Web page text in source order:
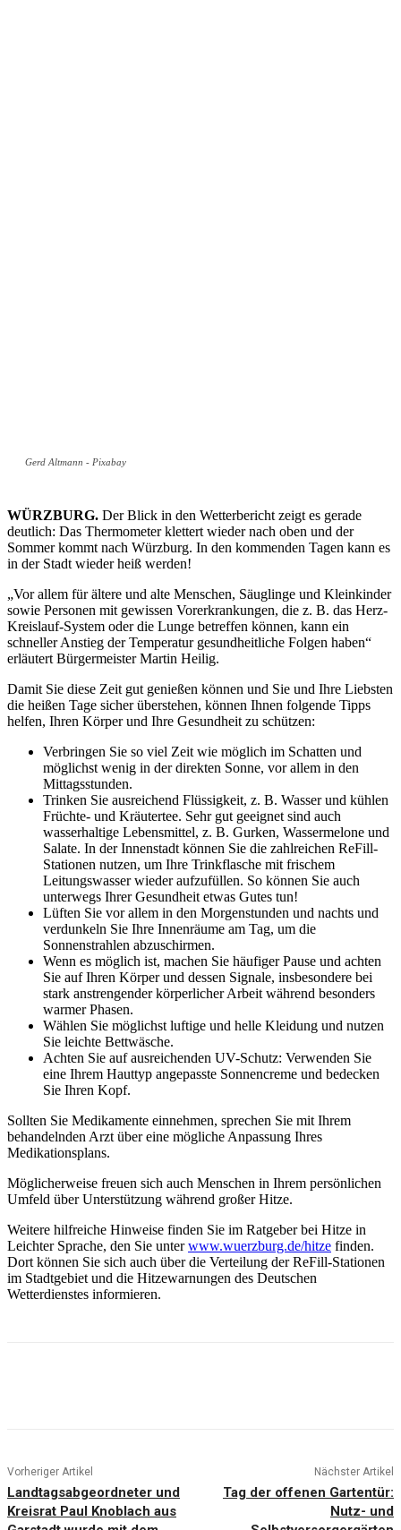
Gerd Altmann - Pixabay
WÜRZBURG. Der Blick in den Wetterbericht zeigt es gerade
deutlich: Das Thermometer klettert wieder nach oben und der
Sommer kommt nach Würzburg. In den kommenden Tagen kann es
in der Stadt wieder heiß werden!
„Vor allem für ältere und alte Menschen, Säuglinge und Kleinkinder
sowie Personen mit gewissen Vorerkrankungen, die z. B. das Herz-
Kreislauf-System oder die Lunge betreffen können, kann ein
schneller Anstieg der Temperatur gesundheitliche Folgen haben“
erläutert Bürgermeister Martin Heilig.
Damit Sie diese Zeit gut genießen können und Sie und Ihre Liebsten
die heißen Tage sicher überstehen, können Ihnen folgende Tipps
helfen, Ihren Körper und Ihre Gesundheit zu schützen:
Verbringen Sie so viel Zeit wie möglich im Schatten und
möglichst wenig in der direkten Sonne, vor allem in den
Mittagsstunden.
Trinken Sie ausreichend Flüssigkeit, z. B. Wasser und kühlen
Früchte- und Kräutertee. Sehr gut geeignet sind auch
wasserhaltige Lebensmittel, z. B. Gurken, Wassermelone und
Salate. In der Innenstadt können Sie die zahlreichen ReFill-
Stationen nutzen, um Ihre Trinkflasche mit frischem
Leitungswasser wieder aufzufüllen. So können Sie auch
unterwegs Ihrer Gesundheit etwas Gutes tun!
Lüften Sie vor allem in den Morgenstunden und nachts und
verdunkeln Sie Ihre Innenräume am Tag, um die
Sonnenstrahlen abzuschirmen.
Wenn es möglich ist, machen Sie häufiger Pause und achten
Sie auf Ihren Körper und dessen Signale, insbesondere bei
stark anstrengender körperlicher Arbeit während besonders
warmer Phasen.
Wählen Sie möglichst luftige und helle Kleidung und nutzen
Sie leichte Bettwäsche.
Achten Sie auf ausreichenden UV-Schutz: Verwenden Sie
eine Ihrem Hauttyp angepasste Sonnencreme und bedecken
Sie Ihren Kopf.
Sollten Sie Medikamente einnehmen, sprechen Sie mit Ihrem
behandelnden Arzt über eine mögliche Anpassung Ihres
Medikationsplans.
Möglicherweise freuen sich auch Menschen in Ihrem persönlichen
Umfeld über Unterstützung während großer Hitze.
Weitere hilfreiche Hinweise finden Sie im Ratgeber bei Hitze in
Leichter Sprache, den Sie unterwww.wuerzburg.de/hitze finden.
Dort können Sie sich auch über die Verteilung der ReFill-Stationen
im Stadtgebiet und die Hitzewarnungen des Deutschen
Wetterdienstes informieren.
Vorheriger Artikel
Landtagsabgeordneter und
Kreisrat Paul Knoblach aus
Nächster Artikel
Tag der offenen Gartentür:
Nutz- und